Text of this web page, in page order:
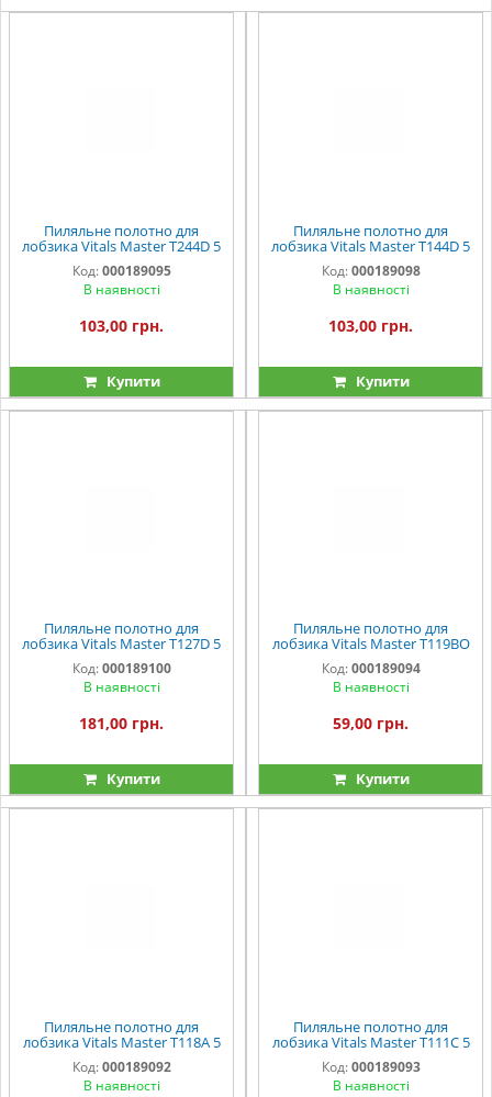
Пиляльне полотно для
лобзика Vitals Master T244D 5
Код: 000189095
В наявності
103,00 грн.
Купити
Пиляльне полотно для
лобзика Vitals Master T144D 5
Код: 000189098
В наявності
103,00 грн.
Купити
Пиляльне полотно для
лобзика Vitals Master T127D 5
од.
Код: 000189100
В наявності
181,00 грн.
Купити
Пиляльне полотно для
лобзика Vitals Master T119BO
5 од.
Код: 000189094
В наявності
59,00 грн.
Купити
Пиляльне полотно для
лобзика Vitals Master T118A 5
од.
Код: 000189092
В наявності
Пиляльне полотно для
лобзика Vitals Master T111C 5
од.
Код: 000189093
В наявності